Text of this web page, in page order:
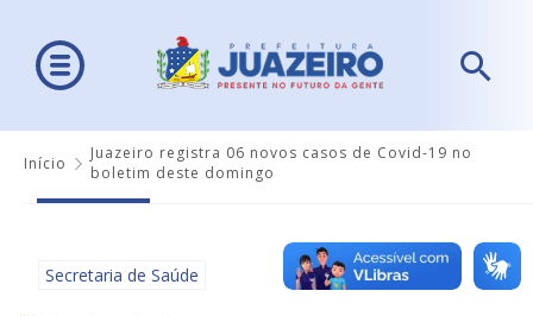
Início
Juazeiro registra 06 novos casos de Covid-19 no
boletim deste domingo
Secretaria de Saúde